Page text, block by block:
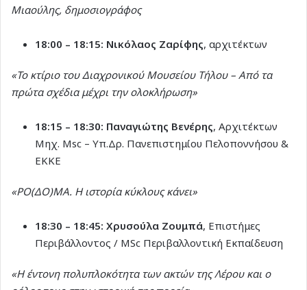
Μιαούλης, δημοσιογράφος
18:00 – 18:15: Νικόλαος Ζαρίφης, αρχιτέκτων
«Το κτίριο του Διαχρονικού Μουσείου Τήλου – Από τα
πρώτα σχέδια μέχρι την ολοκλήρωση»
18:15 – 18:30: Παναγιώτης Βενέρης, Αρχιτέκτων
Μηχ. Msc – Υπ.Δρ. Πανεπιστημίου Πελοποννήσου &
ΕΚΚΕ
«ΡΟ(ΔΟ)ΜΑ. Η ιστορία κύκλους κάνει»
18:30 – 18:45: Χρυσούλα Ζουμπά, Επιστήμες
Περιβάλλοντος / MSc Περιβαλλοντική Εκπαίδευση
«Η έντονη πολυπλοκότητα των ακτών της Λέρου και ο